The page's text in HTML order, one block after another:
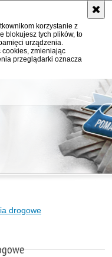
korzystanie z
blokujesz tych plików, to
urządzenia.
cookies, zmieniając
przeglądarki oznacza
drogowe